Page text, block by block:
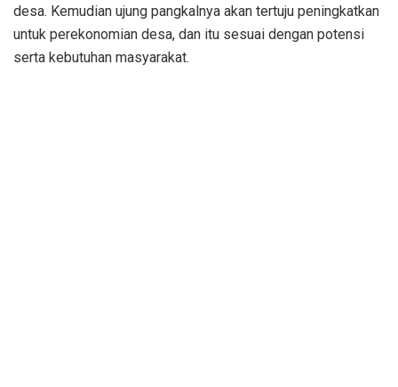
desa. Kemudian ujung pangkalnya akan tertuju peningkatkan
untuk perekonomian desa, dan itu sesuai dengan potensi
serta kebutuhan masyarakat.